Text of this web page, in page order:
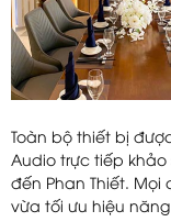
Toàn bộ thiết bị
Audio trực tiếp
đến Phan Thiết.
vừa tối ưu hiệu